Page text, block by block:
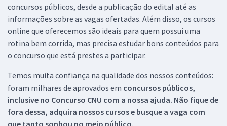
concursos públicos, desde a publicação do edital até as
informações sobre as vagas ofertadas. Além disso, os cursos
online que oferecemos são ideais para quem possui uma
rotina bem corrida, mas precisa estudar bons conteúdos para
o concurso que está prestes a participar.
Temos muita confiança na qualidade dos nossos conteúdos:
foram milhares de aprovados em concursos públicos,
inclusive no Concurso CNU com a nossa ajuda. Não fique de
fora dessa, adquira nossos cursos e busque a vaga com
que tanto sonhou no meio público.